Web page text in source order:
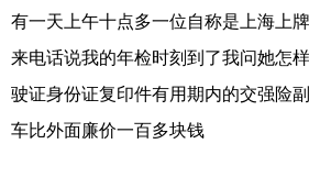
有一天上午十点多一位自称是上海上
来电话说我的年检时刻到了我问她怎
驶证身份证复印件有用期内的交强险
车比外面廉价一百多块钱